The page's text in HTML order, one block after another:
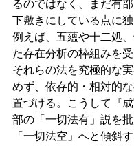
るのではなく、まだ有
下敷きにしている点に独
例えば、五蘊や十二処
た存在分析の枠組みを受
それらの法を究極的な
めず、依存的・相対的
置づける。こうして『
部の「一切法有」説を批
「一切法空」へと傾斜